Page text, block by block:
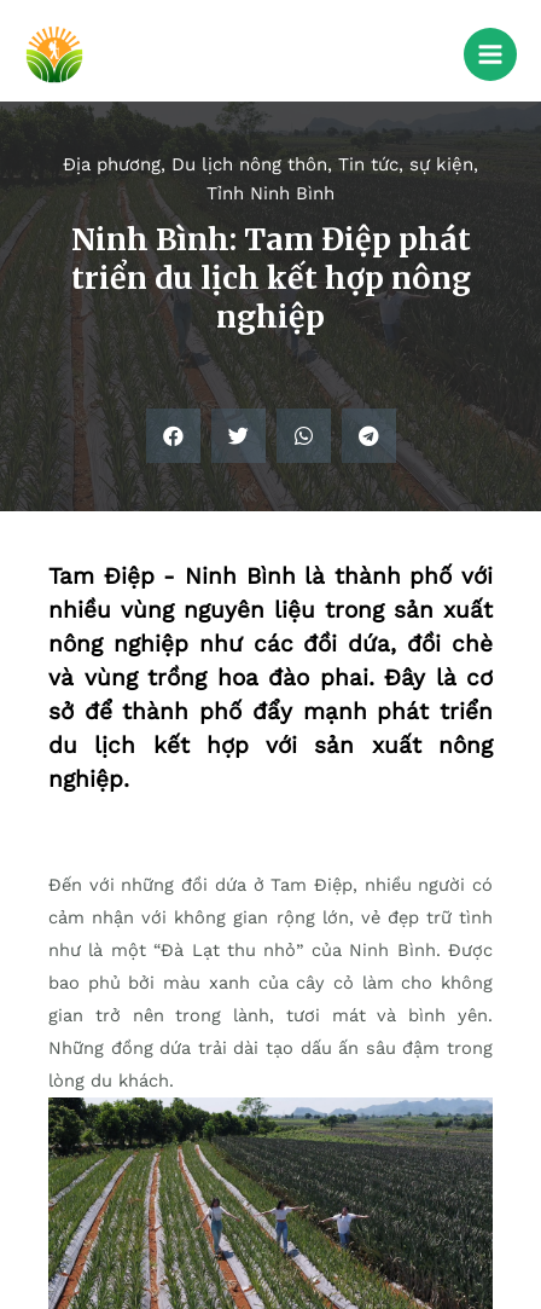
Địa phương, Du lịch nông thôn, Tin tức, sự kiện,
Tỉnh Ninh Bình
Ninh Bình: Tam Điệp phát
triển du lịch kết hợp nông
nghiệp
Tam Điệp - Ninh Bình là thành phố với
nhiều vùng nguyên liệu trong sản xuất
nông nghiệp như các đồi dứa, đồi chè
và vùng trồng hoa đào phai. Đây là cơ
sở để thành phố đẩy mạnh phát triển
du lịch kết hợp với sản xuất nông
nghiệp.
Đến với những đồi dứa ở Tam Điệp, nhiều người có
cảm nhận với không gian rộng lớn, vẻ đẹp trữ tình
như là một “Đà Lạt thu nhỏ” của Ninh Bình. Được
bao phủ bởi màu xanh của cây cỏ làm cho không
gian trở nên trong lành, tươi mát và bình yên.
Những đồng dứa trải dài tạo dấu ấn sâu đậm trong
lòng du khách.